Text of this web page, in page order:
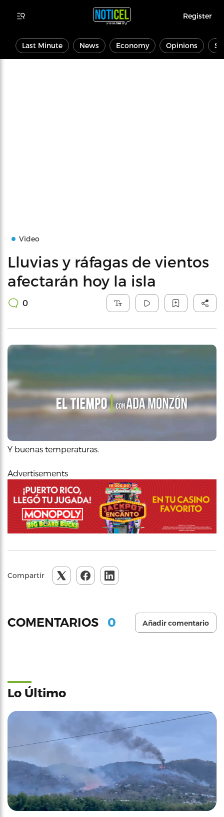
Register
Last Minute News Economy Opinions
Video
Lluvias y ráfagas de vientos
afectarán hoy la isla
0
Y buenas temperaturas.
Advertisements
Compartir
COMENTARIOS 0 Añadir comentario
Lo Último